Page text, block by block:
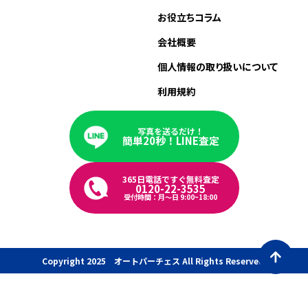
お役立ちコラム
会社概要
個人情報の取り扱いについて
利用規約
写真を送るだけ！
簡単20秒！LINE査定
365日電話ですぐ無料査定
0120-22-3535
受付時間：月〜日 9:00~18:00
Copyright 2025 オートパーチェス All Rights Reserved.